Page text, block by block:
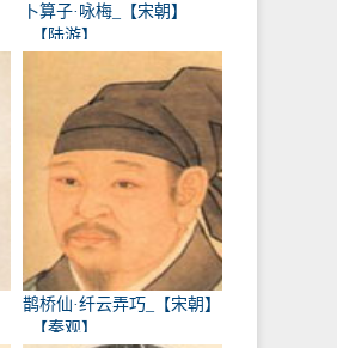
卜算子·咏梅_【宋朝】
_【陆游】
鹊桥仙·纤云弄巧_【宋朝】
_【秦观】